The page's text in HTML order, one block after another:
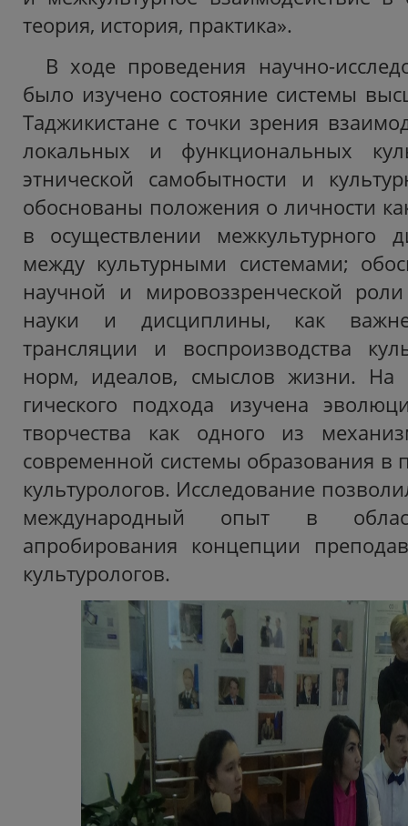
теория, история, практика».
В ходе проведения научно-
было изучено состояние системы
Таджикистане с точки зрения
локальных и функциональных
этнической самобытности и
обоснованы положения о личности
в осуществлении межкультурного
между культурными системами;
научной и мировоззренческой роли
науки и дисциплины, как
трансляции и воспроизводства
норм, идеа­лов, смыслов жизни. На
гического подхода изучена
творчества как одного из
современной системы образова­ния в
культуро­логов. Исследование
международный опыт в
апробирования концепции
культурологов.